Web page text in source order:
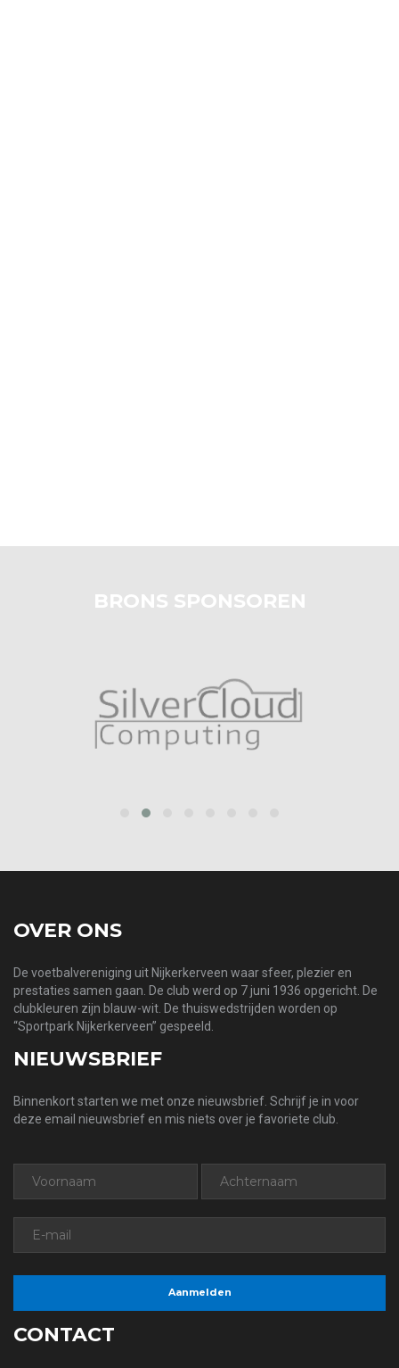
BRONS SPONSOREN
OVER ONS
De voetbalvereniging uit Nijkerkerveen waar sfeer, plezier en
prestaties samen gaan. De club werd op 7 juni 1936 opgericht. De
clubkleuren zijn blauw-wit. De thuiswedstrijden worden op
“Sportpark Nijkerkerveen” gespeeld.
NIEUWSBRIEF
Binnenkort starten we met onze nieuwsbrief. Schrijf je in voor
deze email nieuwsbrief en mis niets over je favoriete club.
CONTACT